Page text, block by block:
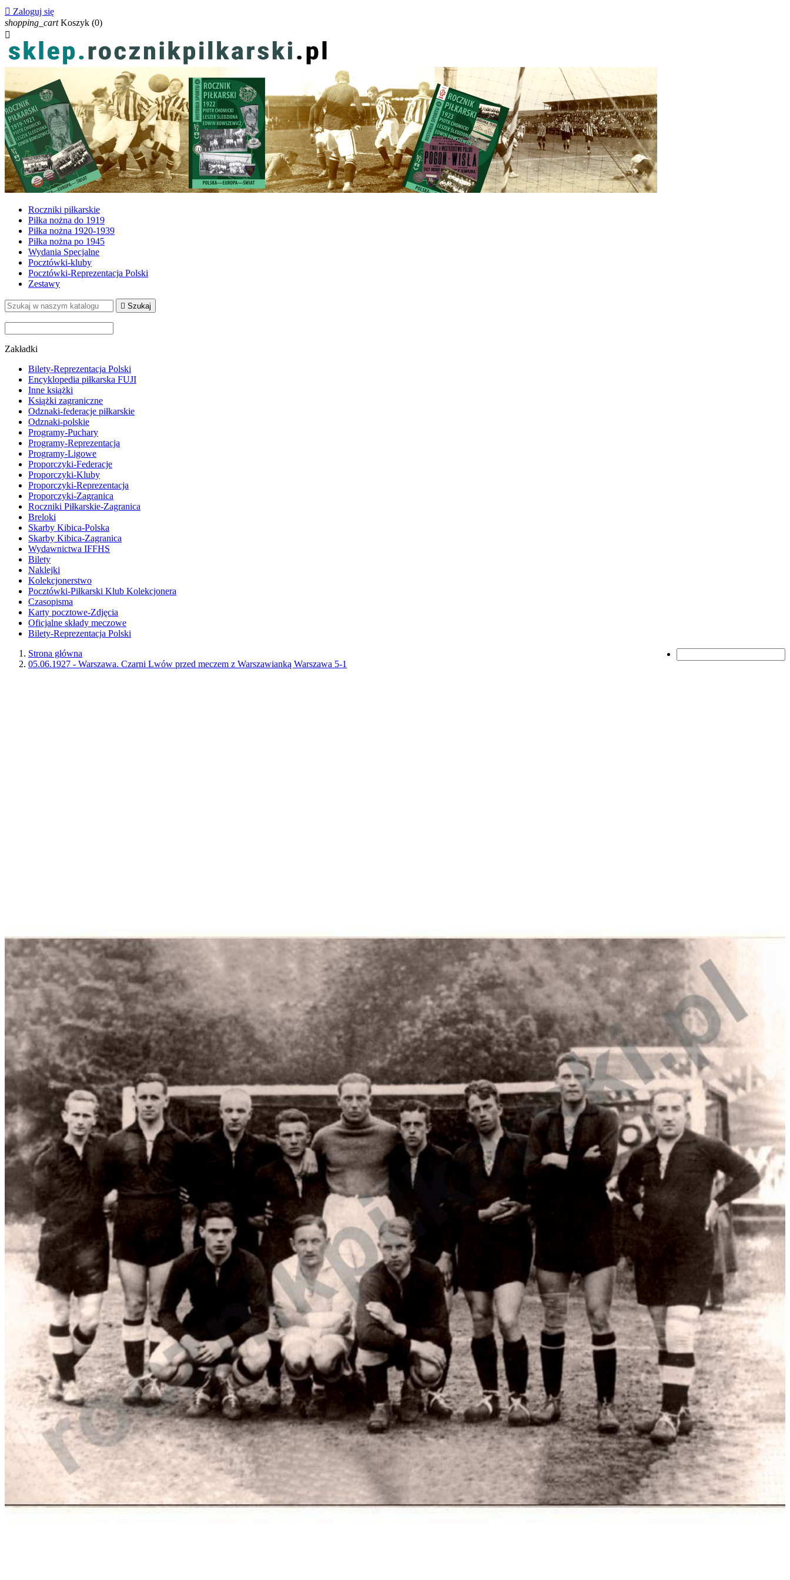
 Zaloguj się
shopping_cart Koszyk (0)

Roczniki piłkarskie
Piłka nożna do 1919
Piłka nożna 1920-1939
Piłka nożna po 1945
Wydania Specjalne
Pocztówki-kluby
Pocztówki-Reprezentacja Polski
Zestawy
 Szukaj
Zakładki
Bilety-Reprezentacja Polski
Encyklopedia piłkarska FUJI
Inne książki
Książki zagraniczne
Odznaki-federacje piłkarskie
Odznaki-polskie
Programy-Puchary
Programy-Reprezentacja
Programy-Ligowe
Proporczyki-Federacje
Proporczyki-Kluby
Proporczyki-Reprezentacja
Proporczyki-Zagranica
Roczniki Piłkarskie-Zagranica
Breloki
Skarby Kibica-Polska
Skarby Kibica-Zagranica
Wydawnictwa IFFHS
Bilety
Naklejki
Kolekcjonerstwo
Pocztówki-Piłkarski Klub Kolekcjonera
Czasopisma
Karty pocztowe-Zdjęcia
Oficjalne składy meczowe
Bilety-Reprezentacja Polski
Strona główna
05.06.1927 - Warszawa. Czarni Lwów przed meczem z Warszawianką Warszawa 5-1